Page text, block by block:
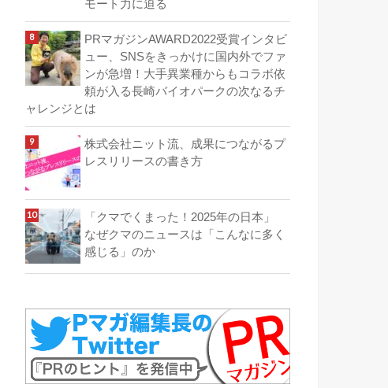
モート力に迫る
PRマガジンAWARD2022受賞インタビ
ュー、SNSをきっかけに国内外でファ
ンが急増！大手異業種からもコラボ依
頼が入る長崎バイオパークの次なるチ
ャレンジとは
株式会社ニット流、成果につながるプ
レスリリースの書き方
「クマでくまった！2025年の日本」
なぜクマのニュースは「こんなに多く
感じる」のか